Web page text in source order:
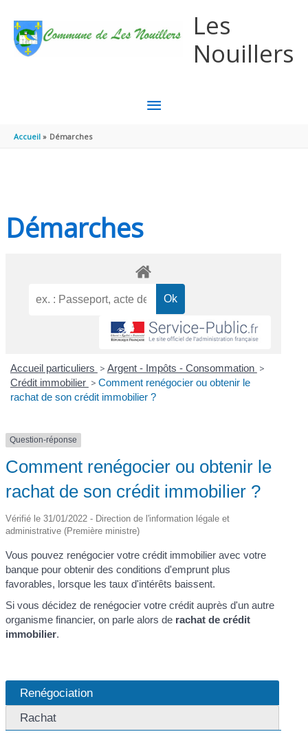
Les
Nouillers
MENU
Accueil Démarches
Démarches
Accueil particuliers > Argent - Impôts - Consommation >
Crédit immobilier > Comment renégocier ou obtenir le
rachat de son crédit immobilier ?
Question-réponse
Comment renégocier ou obtenir le
rachat de son crédit immobilier ?
Vérifié le 31/01/2022 - Direction de l'information légale et
administrative (Première ministre)
Vous pouvez renégocier votre crédit immobilier avec votre
banque pour obtenir des conditions d'emprunt plus
favorables, lorsque les taux d'intérêts baissent.
Si vous décidez de renégocier votre crédit auprès d'un autre
organisme financier, on parle alors de rachat de crédit
immobilier.
Renégociation
Rachat